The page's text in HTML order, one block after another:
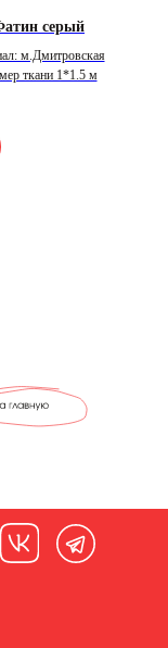
серый
м.Дмитровская
ткани 1*1.5 м